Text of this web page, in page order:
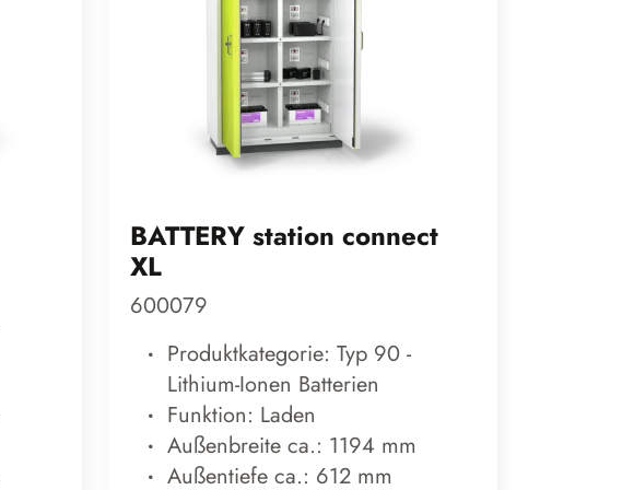
BATTERY station connect
XL
600079
Produktkategorie: Typ 90 -
Lithium-Ionen Batterien
Funktion: Laden
Außenbreite ca.: 1194 mm
Außentiefe ca.: 612 mm